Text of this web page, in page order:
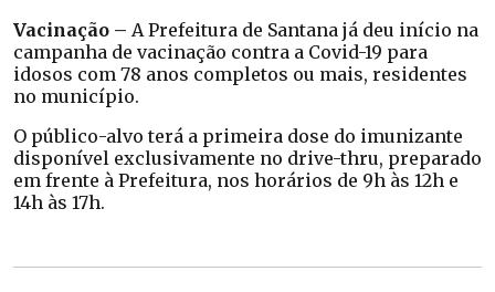
Vacinação – A Prefeitura de Santana já deu início na
campanha de vacinação contra a Covid-19 para
idosos com 78 anos completos ou mais, residentes
no município.
O público-alvo terá a primeira dose do imunizante
disponível exclusivamente no drive-thru, preparado
em frente à Prefeitura, nos horários de 9h às 12h e
14h às 17h.